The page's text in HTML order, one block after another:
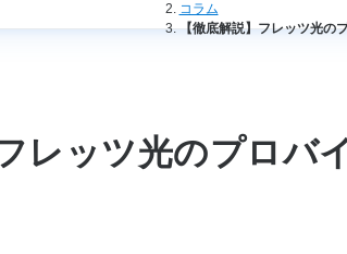
コラム
【徹底解説】フレッツ光の
フレッツ光のプロ